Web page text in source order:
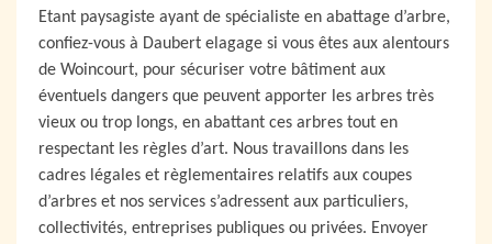
Etant paysagiste ayant de spécialiste en abattage d’arbre,
confiez-vous à Daubert elagage si vous êtes aux alentours
de Woincourt, pour sécuriser votre bâtiment aux
éventuels dangers que peuvent apporter les arbres très
vieux ou trop longs, en abattant ces arbres tout en
respectant les règles d’art. Nous travaillons dans les
cadres légales et règlementaires relatifs aux coupes
d’arbres et nos services s’adressent aux particuliers,
collectivités, entreprises publiques ou privées. Envoyer